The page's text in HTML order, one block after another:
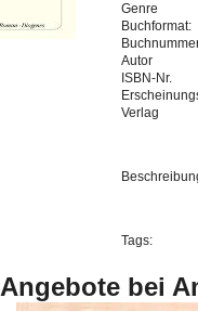
Genre
Buchformat:
Autor
ISBN-Nr.
Verlag
Tags:
Angebote bei